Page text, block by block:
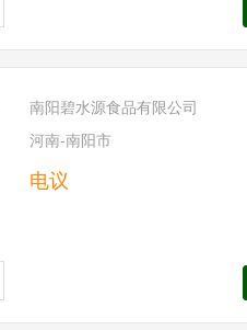
电议
南阳碧水源食品有限公司
河南-南阳市